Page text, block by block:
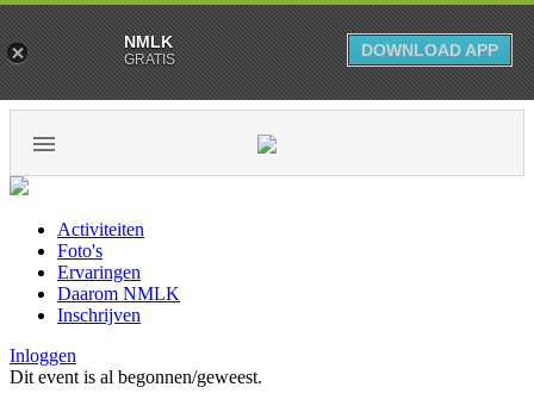
Activiteiten
Foto's
Ervaringen
Daarom NMLK
Inschrijven
Inloggen
Dit event is al begonnen/geweest.
NMLK
GRATIS DOWNLOAD APP